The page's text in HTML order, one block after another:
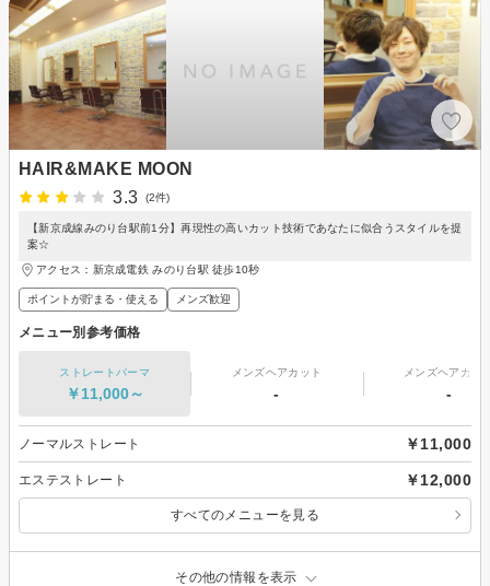
HAIR&MAKE MOON
3.3
(2件)
【新京成線みのり台駅前1分】再現性の高いカット技術であなたに似合うスタイルを提
案☆
アクセス：新京成電鉄 みのり台駅 徒歩10秒
ポイントが貯まる・使える メンズ歓迎
メニュー別参考価格
ストレートパーマ
￥11,000～
メンズヘアカット
-
メンズヘアカラ
-
ノーマルストレート ￥11,000
エステストレート ￥12,000
すべてのメニューを見る
その他の情報を表示